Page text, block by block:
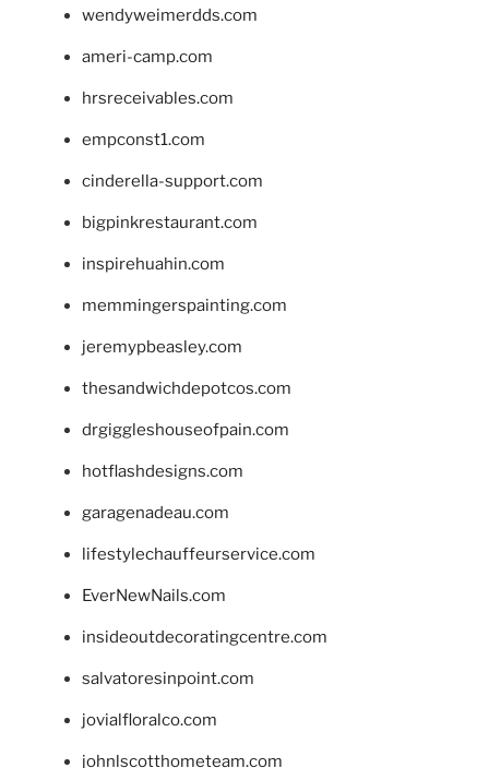
wendyweimerdds.com
ameri-camp.com
hrsreceivables.com
empconst1.com
cinderella-support.com
bigpinkrestaurant.com
inspirehuahin.com
memmingerspainting.com
jeremypbeasley.com
thesandwichdepotcos.com
drgiggleshouseofpain.com
hotflashdesigns.com
garagenadeau.com
lifestylechauffeurservice.com
EverNewNails.com
insideoutdecoratingcentre.com
salvatoresinpoint.com
jovialfloralco.com
johnlscotthometeam.com